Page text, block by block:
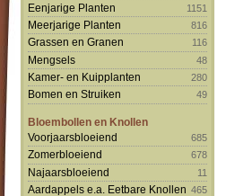
Eenjarige Planten 1151
Meerjarige Planten 816
Grassen en Granen 116
Mengsels 48
Kamer- en Kuipplanten 280
Bomen en Struiken 49
Bloembollen en Knollen
Voorjaarsbloeiend
685
Zomerbloeiend 678
Najaarsbloeiend 11
Aardappels e.a. Eetbare Knollen 465